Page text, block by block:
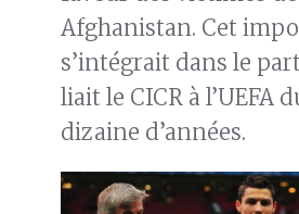
Afghanistan. Cet
s’intégrait dans le
liait le CICR à l’UEFA
dizaine d’années.